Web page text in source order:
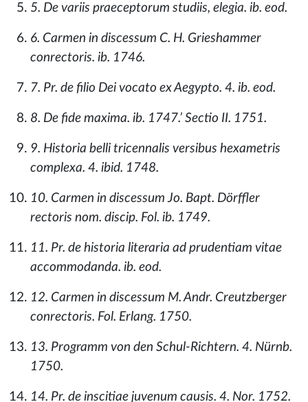
5. De variis praeceptorum studiis, elegia. ib. eod.
6. Carmen in discessum C. H. Grieshammer
conrectoris. ib. 1746.
7. Pr. de filio Dei vocato ex Aegypto. 4. ib. eod.
8. De fide maxima. ib. 1747.’ Sectio II. 1751.
9. Historia belli tricennalis versibus hexametris
complexa. 4. ibid. 1748.
10. Carmen in discessum Jo. Bapt. Dörffler
rectoris nom. discip. Fol. ib. 1749.
11. Pr. de historia literaria ad prudentiam vitae
accommodanda. ib. eod.
12. Carmen in discessum M. Andr. Creutzberger
conrectoris. Fol. Erlang. 1750.
13. Programm von den Schul-Richtern. 4. Nürnb.
1750.
14. Pr. de inscitiae juvenum causis. 4. Nor. 1752.